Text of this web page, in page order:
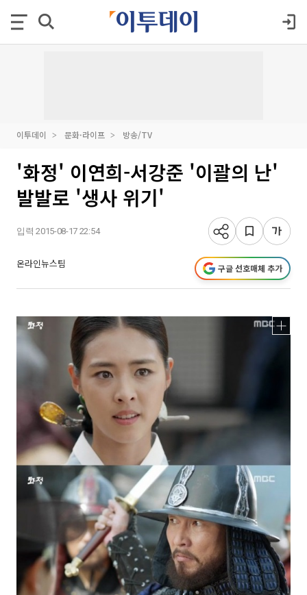
이투데이 문화·라이프 방송/TV
'화정' 이연희-서강준 '이괄의 난'
발발로 '생사 위기'
입력 2015-08-17 22:54
온라인뉴스팀 구글 선호매체 추가